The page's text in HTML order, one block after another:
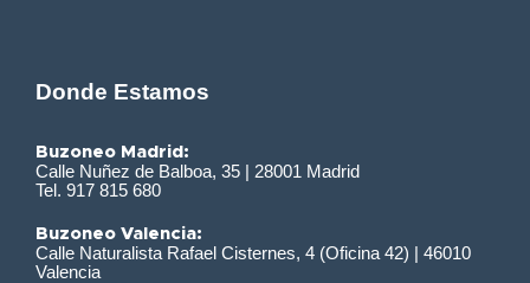
Donde Estamos
Buzoneo Madrid:
Calle Nuñez de Balboa, 35 | 28001 Madrid
Tel. 917 815 680
Buzoneo Valencia:
Calle Naturalista Rafael Cisternes, 4 (Oficina 42) | 46010
Valencia